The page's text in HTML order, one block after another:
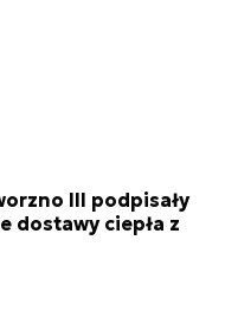
III podpisały
dostawy ciepła z